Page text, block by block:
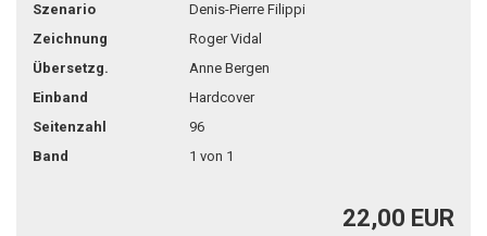
Szenario
Denis-Pierre Filippi
Zeichnung
Roger Vidal
Übersetzg.
Anne Bergen
Einband
Hardcover
Seitenzahl
96
Band
1 von 1
22,00 EUR